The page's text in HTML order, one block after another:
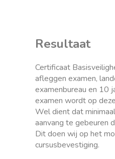
Resultaat
Certificaat
afleggen examen,
examenbureau en 10
examen wordt op
Wel dient dat
aanvang te gebeuren
Dit doen wij op het
cursusbevestiging.